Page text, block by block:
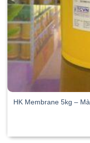
HK Membrane 5kg –